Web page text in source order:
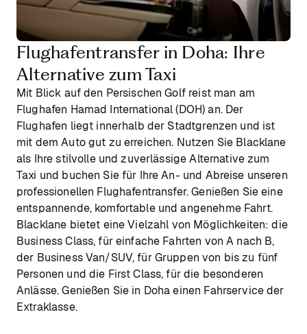
Flughafentransfer in Doha: Ihre
Alternative zum Taxi
Mit Blick auf den Persischen Golf reist man am
Flughafen Hamad International (DOH) an. Der
Flughafen liegt innerhalb der Stadtgrenzen und ist
mit dem Auto gut zu erreichen. Nutzen Sie Blacklane
als Ihre stilvolle und zuverlässige Alternative zum
Taxi und buchen Sie für Ihre An- und Abreise unseren
professionellen Flughafentransfer. Genießen Sie eine
entspannende, komfortable und angenehme Fahrt.
Blacklane bietet eine Vielzahl von Möglichkeiten: die
Business Class, für einfache Fahrten von A nach B,
der Business Van/SUV, für Gruppen von bis zu fünf
Personen und die First Class, für die besonderen
Anlässe. Genießen Sie in Doha einen Fahrservice der
Extraklasse.